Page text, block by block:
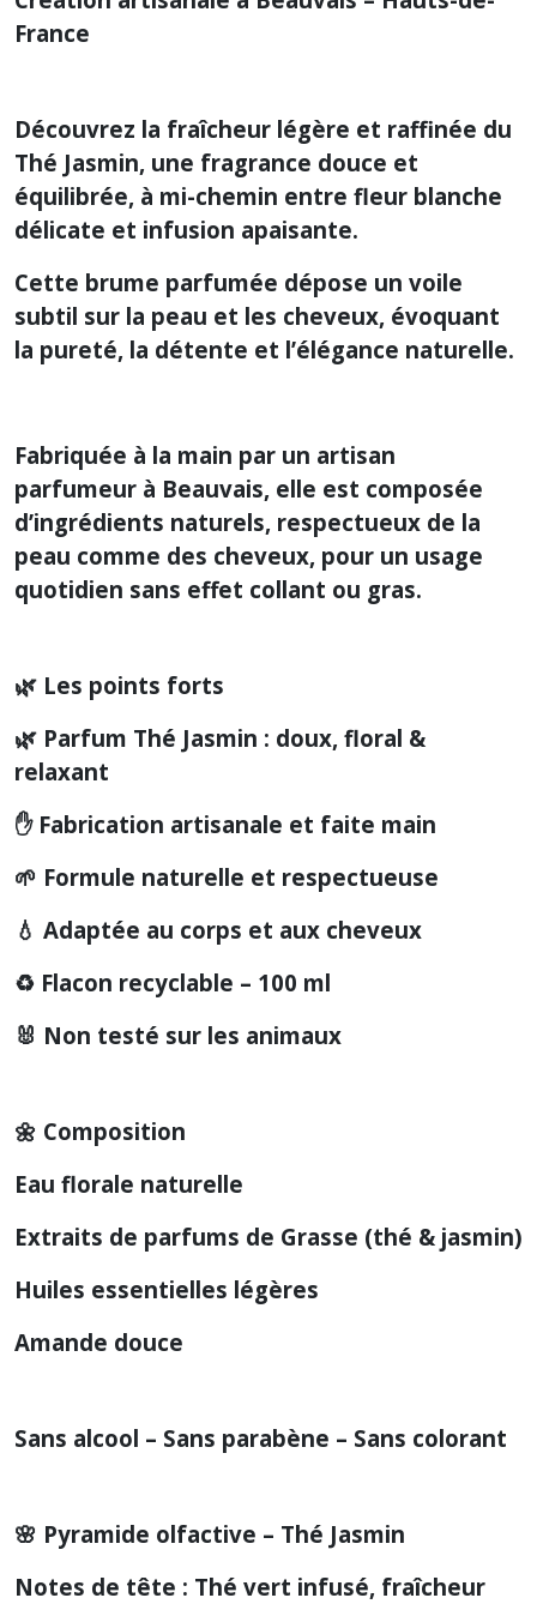
France
Découvrez la fraîcheur légère et raffinée du
Thé Jasmin, une fragrance douce et
équilibrée, à mi-chemin entre fleur blanche
délicate et infusion apaisante.
Cette brume parfumée dépose un voile
subtil sur la peau et les cheveux, évoquant
la pureté, la détente et l’élégance naturelle.
Fabriquée à la main par un artisan
parfumeur à Beauvais, elle est composée
d’ingrédients naturels, respectueux de la
peau comme des cheveux, pour un usage
quotidien sans effet collant ou gras.
🌿 Les points forts
🌿 Parfum Thé Jasmin : doux, floral &
relaxant
✋ Fabrication artisanale et faite main
🌱 Formule naturelle et respectueuse
💧 Adaptée au corps et aux cheveux
♻️ Flacon recyclable – 100 ml
🐰 Non testé sur les animaux
🌼 Composition
Eau florale naturelle
Extraits de parfums de Grasse (thé & jasmin)
Huiles essentielles légères
Amande douce
Sans alcool – Sans parabène – Sans colorant
🌸 Pyramide olfactive – Thé Jasmin
Notes de tête : Thé vert infusé, fraîcheur